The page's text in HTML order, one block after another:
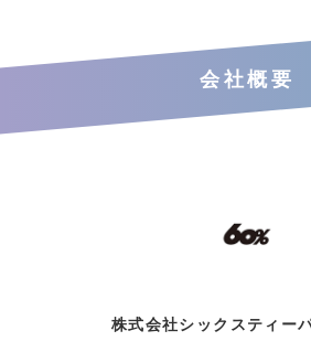
会社概要
株式会社シックスティー